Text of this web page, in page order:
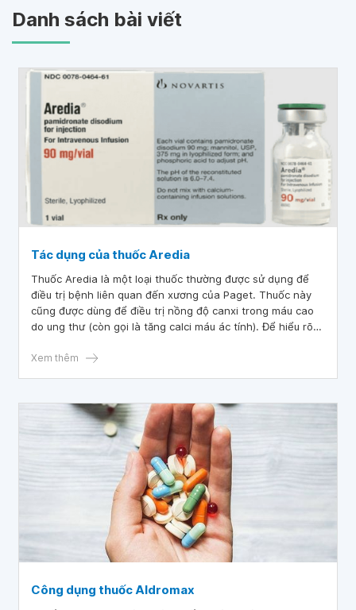
Danh sách bài viết
Tác dụng của thuốc Aredia
Thuốc Aredia là một loại thuốc thường được sử dụng để
điều trị bệnh liên quan đến xương của Paget. Thuốc này
cũng được dùng để điều trị nồng độ canxi trong máu cao
do ung thư (còn gọi là tăng calci máu ác tính). Để hiểu rõ
thuốc Aredia? Cách uống thế nào là đúng? Những điểm gì
Xem thêm
Công dụng thuốc Aldromax